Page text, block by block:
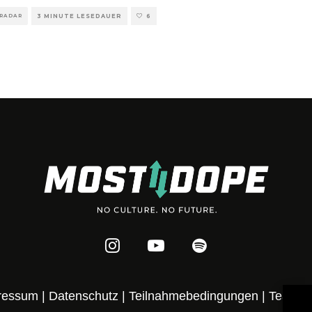
3 MINUTE LESEDAUER 6
Datenschutz| Teilnahmebedingungen Team